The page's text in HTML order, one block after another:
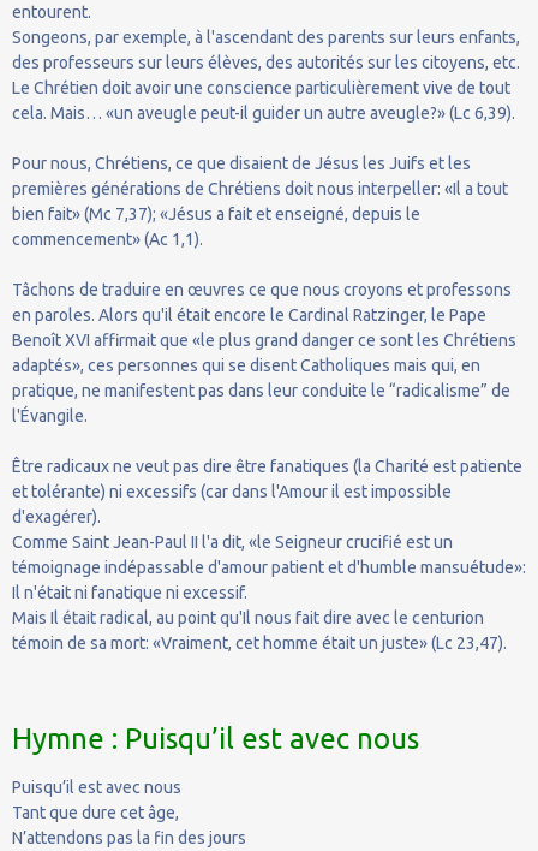
entourent.
Songeons, par exemple, à l'ascendant des parents sur leurs enfants,
des professeurs sur leurs élèves, des autorités sur les citoyens, etc.
Le Chrétien doit avoir une conscience particulièrement vive de tout
cela. Mais… «un aveugle peut-il guider un autre aveugle?» (Lc 6,39).
Pour nous, Chrétiens, ce que disaient de Jésus les Juifs et les
premières générations de Chrétiens doit nous interpeller: «Il a tout
bien fait» (Mc 7,37); «Jésus a fait et enseigné, depuis le
commencement» (Ac 1,1).
Tâchons de traduire en œuvres ce que nous croyons et professons
en paroles. Alors qu'il était encore le Cardinal Ratzinger, le Pape
Benoît XVI affirmait que «le plus grand danger ce sont les Chrétiens
adaptés», ces personnes qui se disent Catholiques mais qui, en
pratique, ne manifestent pas dans leur conduite le “radicalisme” de
l'Évangile.
Être radicaux ne veut pas dire être fanatiques (la Charité est patiente
et tolérante) ni excessifs (car dans l'Amour il est impossible
d'exagérer).
Comme Saint Jean-Paul II l'a dit, «le Seigneur crucifié est un
témoignage indépassable d'amour patient et d'humble mansuétude»:
Il n'était ni fanatique ni excessif.
Mais Il était radical, au point qu'Il nous fait dire avec le centurion
témoin de sa mort: «Vraiment, cet homme était un juste» (Lc 23,47).
Hymne : Puisqu’il est avec nous
Puisqu’il est avec nous
Tant que dure cet âge,
N’attendons pas la fin des jours